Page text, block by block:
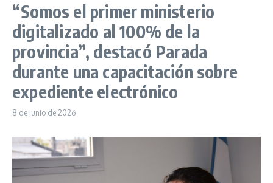
“Somos el primer ministerio
digitalizado al 100% de la
provincia”, destacó Parada
durante una capacitación sobre
expediente electrónico
8 de junio de 2026